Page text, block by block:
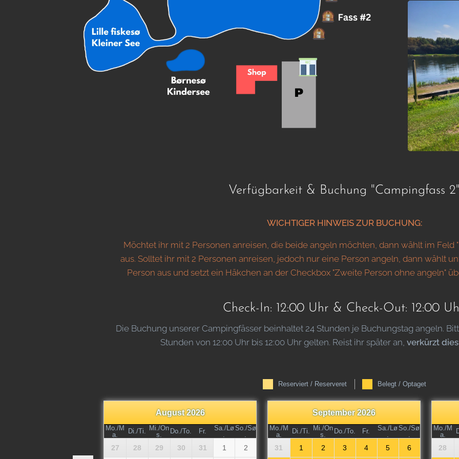
Anfrage senden / Send forespørgsel
Verfügbarkeit & Buchung "Campingfass
WICHTIGER HINWEIS ZUR BUCHUNG:
Möchtet ihr mit 2 Personen anreisen, die beide angeln möchten, dann wählt im Feld
aus. Solltet ihr mit 2 Personen anreisen, jedoch nur eine Person angeln, dann wählt
Person aus und setzt ein Häkchen an der Checkbox "Zweite Person ohne angeln"
Check-In: 12:00 Uhr & Check-Out: 12:00
Die Buchung unserer Campingfässer beinhaltet 24 Stunden je Buchungstag angeln.
Stunden von 12:00 Uhr bis 12:00 Uhr gelten. Reist ihr später an, verkürzt
Reserviert / Reserveret Belegt / Optaget
August 2026
Mo./M
a.
Di./Ti.
Mi./On
s.
Do./To. Fr.
Sa./LøSo./Sø
27 28 29 30 31 1 2
September 2026
Mo./M
a.
Di./Ti.
Mi./On
s.
Do./To. Fr.
Sa./LøSo./Sø
31 1 2 3 4 5 6
Mo./M
a.
28